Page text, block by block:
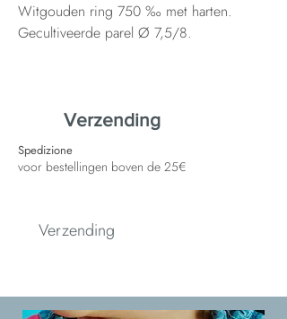
Witgouden ring 750 ‰ met harten.
Gecultiveerde parel Ø 7,5/8.
Verzending
Spedizione
voor bestellingen boven de 25€
Verzending